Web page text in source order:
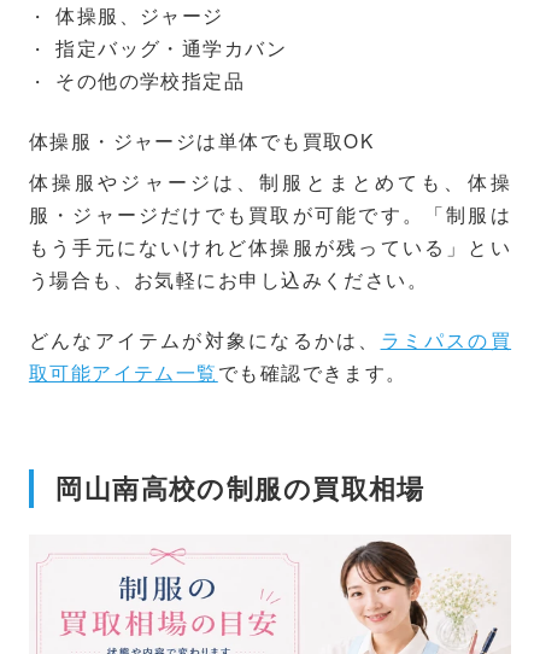
体操服、ジャージ
指定バッグ・通学カバン
その他の学校指定品
体操服・ジャージは単体でも買取OK
体操服やジャージは、制服とまとめても、体操
服・ジャージだけでも買取が可能です。「制服は
もう手元にないけれど体操服が残っている」とい
う場合も、お気軽にお申し込みください。
どんなアイテムが対象になるかは、 ラミパスの買
取可能アイテム一覧でも確認できます。
岡山南高校の制服の買取相場